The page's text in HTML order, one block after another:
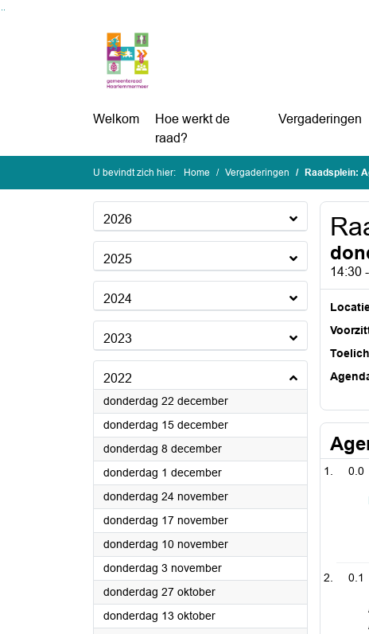
Welkom
Hoe werkt de
raad?
Vergaderingen
U bevindt zich hier: Home Vergaderingen Raadsplein:
2026
2025
2024
2023
2022
donderdag 22 december2022
donderdag 15 december2022
donderdag 8 december2022
donderdag 1 december2022
donderdag 24 november2022
donderdag 17 november2022
donderdag 10 november2022
donderdag 3 november2022
donderdag 27 oktober2022
donderdag 13 oktober2022
14:30
0.0
0.1